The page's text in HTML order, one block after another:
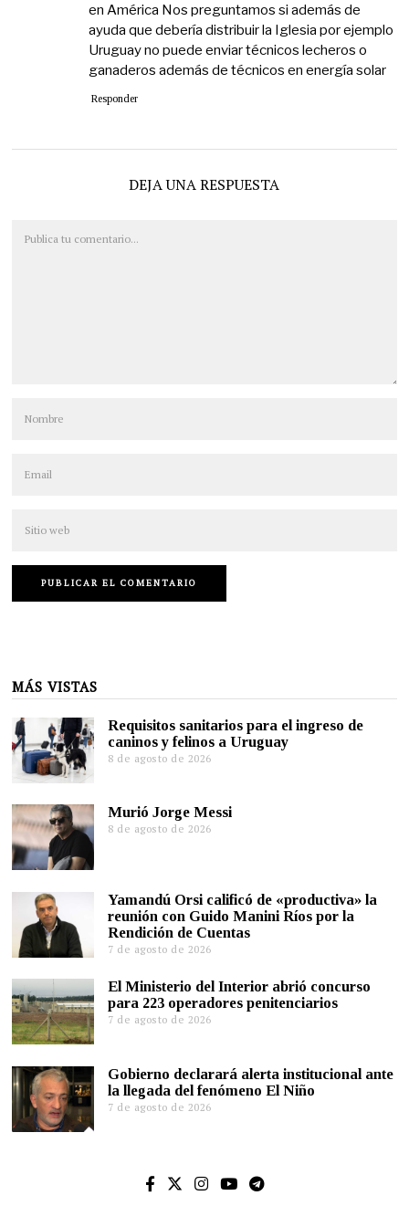
en América Nos preguntamos si además de
ayuda que debería distribuir la Iglesia por ejemplo
Uruguay no puede enviar técnicos lecheros o
ganaderos además de técnicos en energía solar
Responder
DEJA UNA RESPUESTA
MÁS VISTAS
Requisitos sanitarios para el ingreso de
caninos y felinos a Uruguay
8 de agosto de 2026
Murió Jorge Messi
8 de agosto de 2026
Yamandú Orsi calificó de «productiva» la
reunión con Guido Manini Ríos por la
Rendición de Cuentas
7 de agosto de 2026
El Ministerio del Interior abrió concurso
para 223 operadores penitenciarios
7 de agosto de 2026
Gobierno declarará alerta institucional ante
la llegada del fenómeno El Niño
7 de agosto de 2026